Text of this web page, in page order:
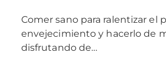
Comer sano para ralentizar el
envejecimiento y hacerlo de
disfrutando de…